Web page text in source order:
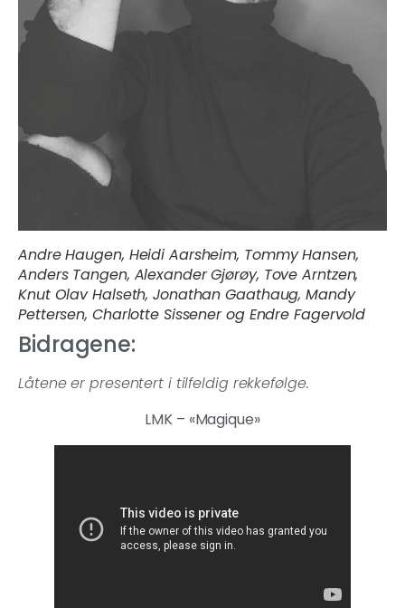
Andre Haugen, Heidi Aarsheim, Tommy Hansen,
Anders Tangen, Alexander Gjørøy, Tove Arntzen,
Knut Olav Halseth, Jonathan Gaathaug, Mandy
Pettersen, Charlotte Sissener og Endre Fagervold
Bidragene:
Låtene er presentert i tilfeldig rekkefølge.
LMK – «Magique»